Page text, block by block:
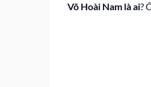
Võ Hoài Nam là ai?